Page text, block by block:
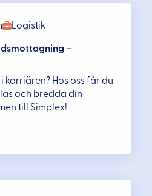
Logistik
–
karriären? Hos oss får du
och bredda din
till Simplex!